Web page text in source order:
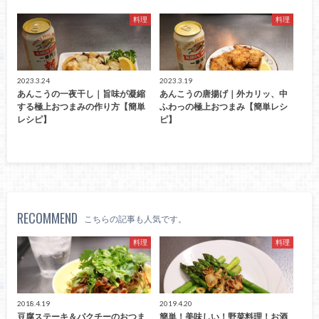
料理
2023.3.24
あんこうの一夜干し｜旨味が凝縮
する極上おつまみの作り方【簡単
レシピ】
料理
2023.3.19
あんこうの唐揚げ｜外カリッ、中
ふわっの極上おつまみ【簡単レシ
ピ】
RECOMMEND こちらの記事も人気です。
料理
2018.4.19
豆腐ステーキ＆パクチーのおつま
料理
2019.4.20
簡単！美味しい！野菜料理！お酒